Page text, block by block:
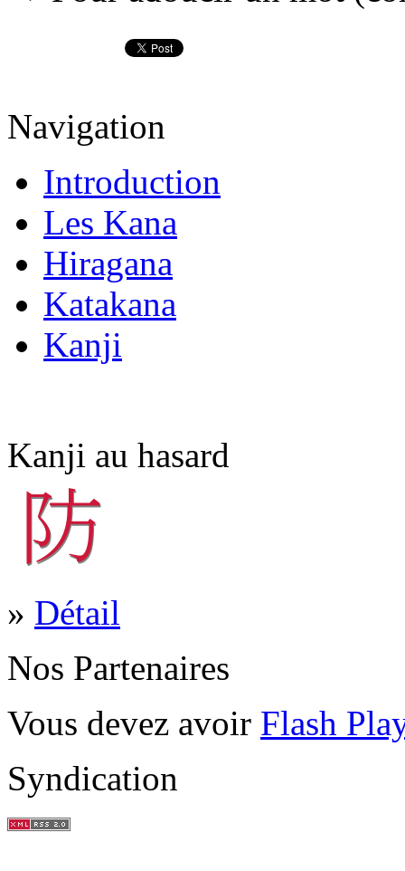
Navigation
Introduction
Les Kana
Hiragana
Katakana
Kanji
Kanji au hasard
» Détail
Nos Partenaires
Vous devez avoir Flash
Syndication